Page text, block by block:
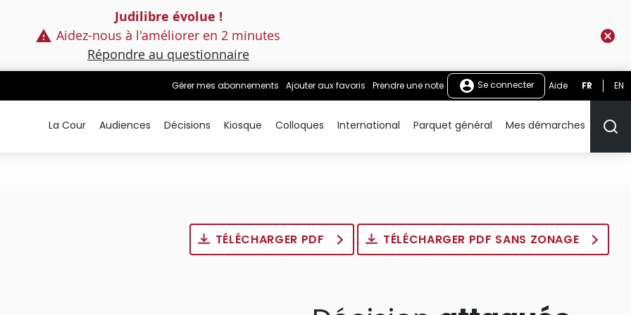
Judilibre évolue !
Aidez-nous à l'améliorer en 2 minutes
Répondre au questionnaire
Gérer mes abonnements Ajouter aux favoris Prendre une note Se connecter Aide FR EN
La Cour Audiences Décisions Kiosque Colloques International Parquet général Mes démarches
TÉLÉCHARGER PDF TÉLÉCHARGER PDF SANS ZONAGE